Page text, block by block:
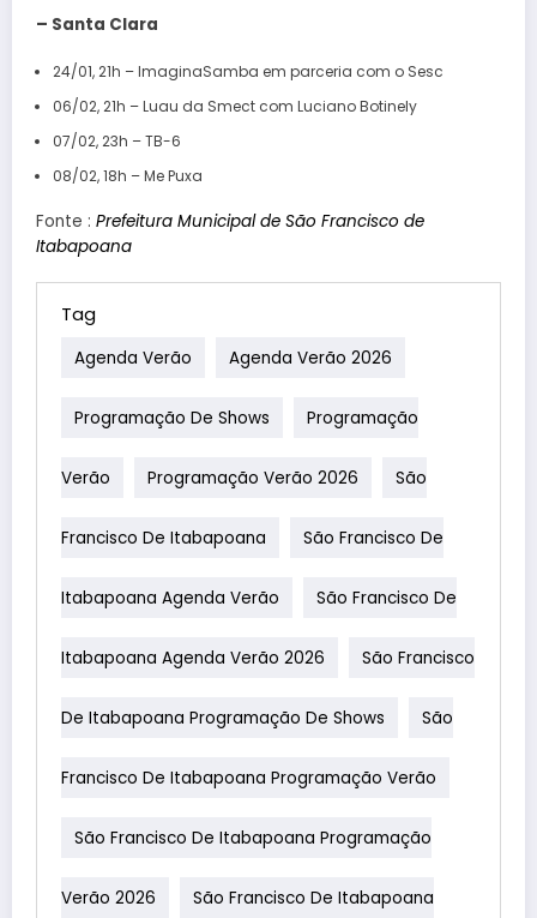
– Santa Clara
24/01, 21h – ImaginaSamba em parceria com o Sesc
06/02, 21h – Luau da Smect com Luciano Botinely
07/02, 23h – TB-6
08/02, 18h – Me Puxa
Fonte : Prefeitura Municipal de São Francisco de
Itabapoana
Tag
Agenda Verão Agenda Verão 2026
Programação De Shows Programação
Verão Programação Verão 2026 São
Francisco De Itabapoana São Francisco De
Itabapoana Agenda Verão São Francisco De
Itabapoana Agenda Verão 2026 São Francisco
De Itabapoana Programação De Shows São
Francisco De Itabapoana Programação Verão
São Francisco De Itabapoana Programação
Verão 2026 São Francisco De Itabapoana